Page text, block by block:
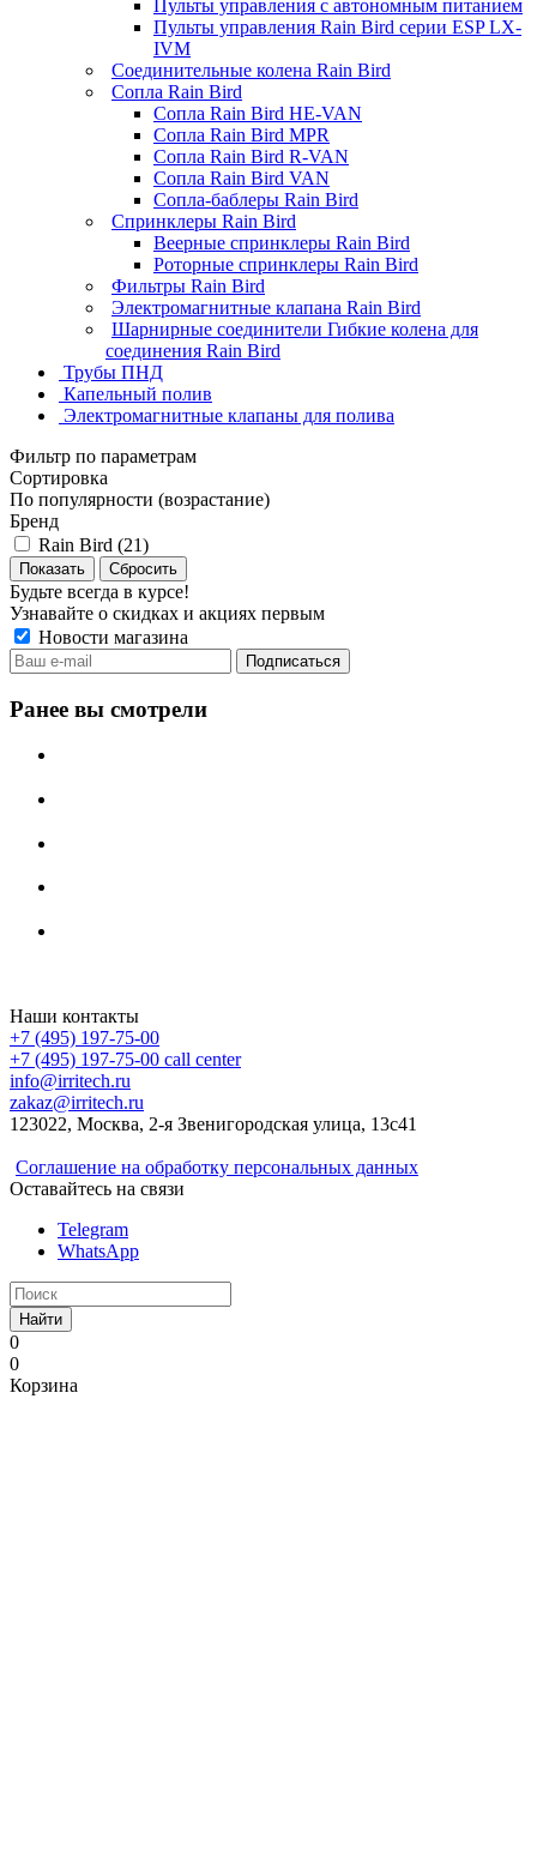
Пульты управления с автономным питанием
Пульты управления Rain Bird серии ESP LX-
IVM
Соединительные колена Rain Bird
Сопла Rain Bird
Сопла Rain Bird HE-VAN
Сопла Rain Bird MPR
Сопла Rain Bird R-VAN
Сопла Rain Bird VAN
Сопла-баблеры Rain Bird
Спринклеры Rain Bird
Веерные спринклеры Rain Bird
Роторные спринклеры Rain Bird
Фильтры Rain Bird
Электромагнитные клапана Rain Bird
Шарнирные соединители Гибкие колена для
соединения Rain Bird
Трубы ПНД
Капельный полив
Электромагнитные клапаны для полива
Фильтр по параметрам
Сортировка
По популярности (возрастание)
Бренд
Rain Bird (21)
Сбросить
Будьте всегда в курсе!
Узнавайте о скидках и акциях первым
Новости магазина
Ранее вы смотрели
Наши контакты
+7 (495) 197-75-00
+7 (495) 197-75-00 call center
info@irritech.ru
zakaz@irritech.ru
123022, Москва, 2-я Звенигородская улица, 13с41
Соглашение на обработку персональных данных
Оставайтесь на связи
Telegram
WhatsApp
Найти
0
0
Корзина